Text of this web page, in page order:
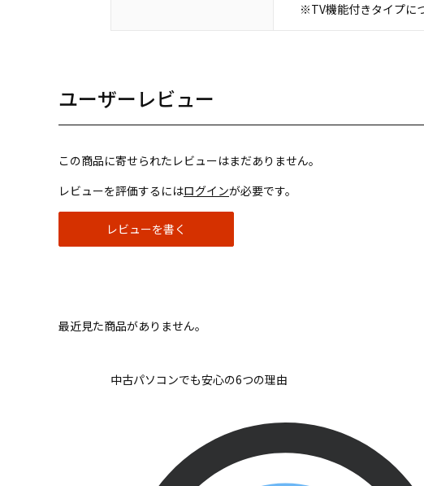
※TV機能付きタイプに
ユーザーレビュー
この商品に寄せられたレビューはまだありません。
レビューを評価するにはログインが必要です。
レビューを書く
最近見た商品がありません。
中古パソコンでも安心の6つの理由